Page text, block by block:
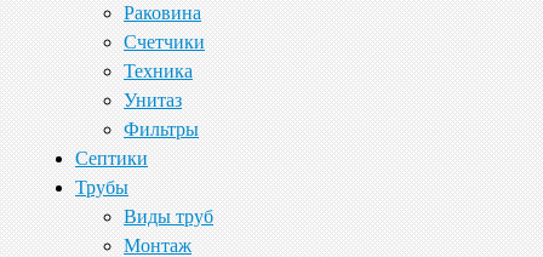
Раковина
Счетчики
Техника
Унитаз
Фильтры
Септики
Трубы
Виды труб
Монтаж